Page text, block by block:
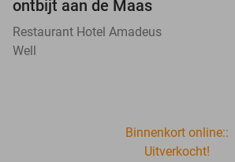
ontbijt aan de Maas
Restaurant Hotel Amadeus
Well
Binnenkort online::
Uitverkocht!